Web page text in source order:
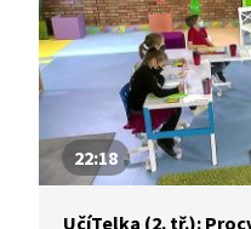
22:18
UčíTelka (2. tř.):